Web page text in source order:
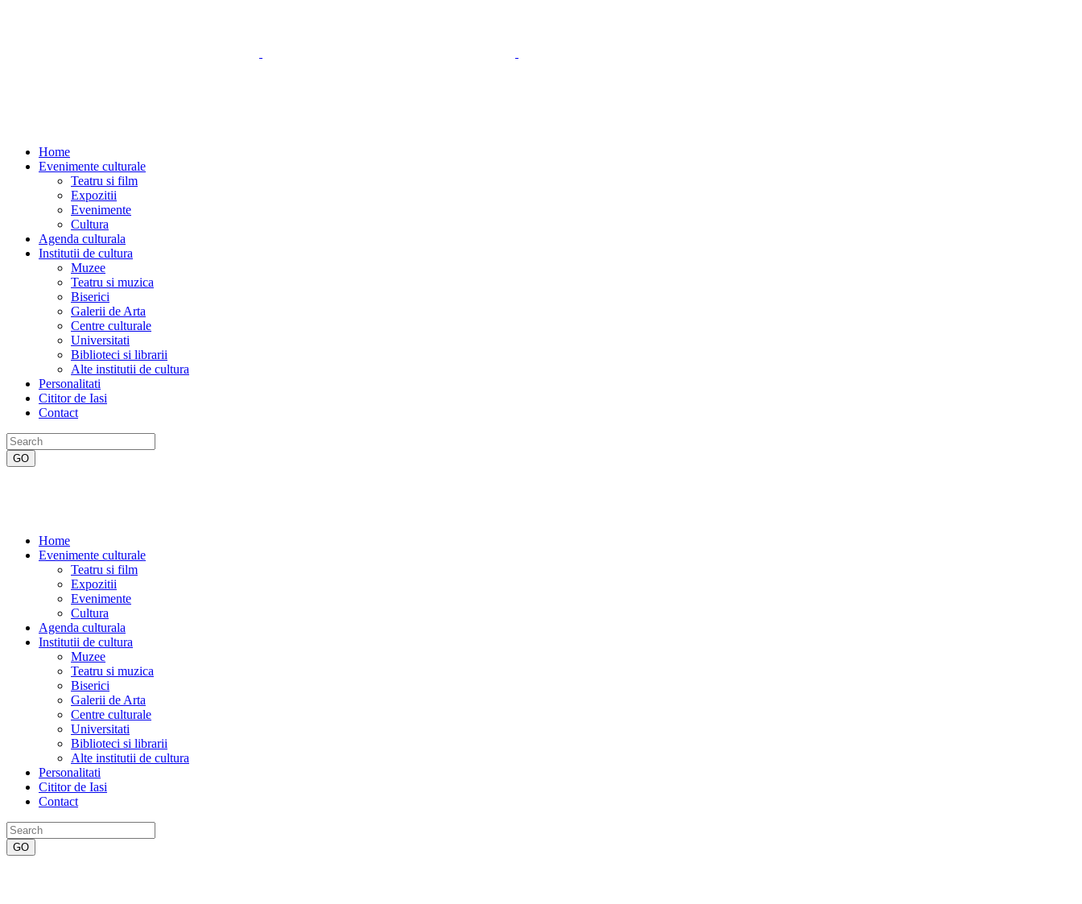
Home
Evenimente culturale
Teatru si film
Expozitii
Evenimente
Cultura
Agenda culturala
Institutii de cultura
Muzee
Teatru si muzica
Biserici
Galerii de Arta
Centre culturale
Universitati
Biblioteci si librarii
Alte institutii de cultura
Personalitati
Cititor de Iasi
Contact
Home
Evenimente culturale
Teatru si film
Expozitii
Evenimente
Cultura
Agenda culturala
Institutii de cultura
Muzee
Teatru si muzica
Biserici
Galerii de Arta
Centre culturale
Universitati
Biblioteci si librarii
Alte institutii de cultura
Personalitati
Cititor de Iasi
Contact